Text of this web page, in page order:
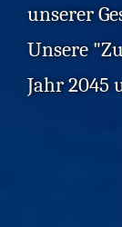
unserer
Unsere
Jahr 2045